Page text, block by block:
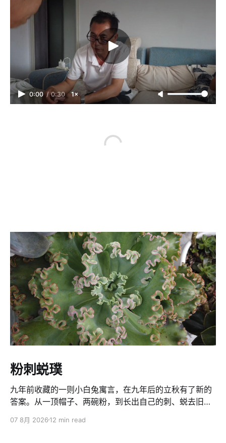
0:00 / 0:30 1×
粉刺蜕璞
九年前收藏的一则小白兔寓言，在九年后的立秋有了新的
答案。从一顶帽子、两碗粉，到长出自己的刺、蜕去旧
见。得不到的，脑壳莫想偏起；该坚持的，莫轻易交给别
07 8月 2026 12 min read